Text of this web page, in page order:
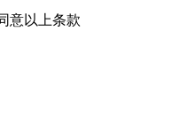
意以上条款